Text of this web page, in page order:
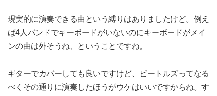
現実的に演奏できる曲という縛りはありましたけど。例え
ば4人バンドでキーボードがいないのにキーボードがメイ
ンの曲は外そうね、ということですね。
ギターでカバーしても良いですけど、ビートルズってなる
べくその通りに演奏したほうがウケはいいですからね。す